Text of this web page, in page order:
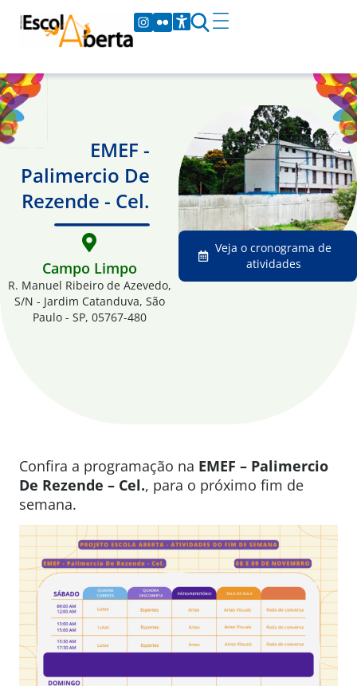
EMEF -
Palimercio De
Rezende - Cel.
Campo Limpo
R. Manuel Ribeiro de Azevedo,
S/N - Jardim Catanduva, São
Paulo - SP, 05767-480
Veja o cronograma de
atividades
Confira a programação na EMEF – Palimercio
De Rezende – Cel., para o próximo fim de
semana.